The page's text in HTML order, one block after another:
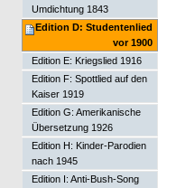
Umdichtung 1843
Edition D: Studentenlied
vor 1900
Edition E: Kriegslied 1916
Edition F: Spottlied auf den
Kaiser 1919
Edition G: Amerikanische
Übersetzung 1926
Edition H: Kinder-Parodien
nach 1945
Edition I: Anti-Bush-Song